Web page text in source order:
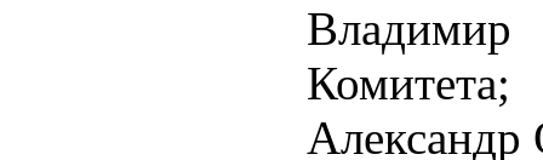
Комитета;